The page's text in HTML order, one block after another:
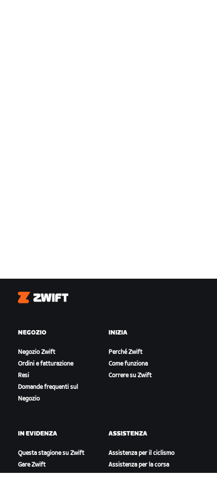
Zwift
NEGOZIO
Negozio Zwift
Ordini e fatturazione
Resi
Domande frequenti sul
Negozio
INIZIA
Perché Zwift
Come funziona
Correre su Zwift
IN EVIDENZA
Questa stagione su Zwift
Gare Zwift
ASSISTENZA
Assistenza per il ciclismo
Assistenza per la corsa